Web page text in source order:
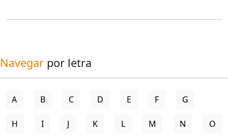
Navegar por letra
A B C D E F G
H I J K L M N O